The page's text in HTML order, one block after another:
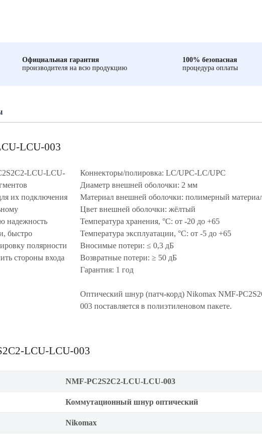
Официальная гарантия
производителя на всю продукцию
100% безопасная
процедура оплаты
LCU-003
LCU-LCU-
их подключения
надежность
быстро
полярности
стороны входа
Коннекторы/полировка: LC/UPC-LC/UPC
Диаметр внешней оболочки: 2 мм
Материал внешней оболочки: полимерный
Цвет внешней оболочки: жёлтый
Температура хранения, °C: от -20 до +65
Температура эксплуатации, °C: от -5 до +65
Вносимые потери: ≤ 0,3 дБ
Возвратные потери: ≥ 50 дБ
Гарантия: 1 год
Оптический шнур (патч-корд) Nikomax NMF-
003 поставляется в полиэтиленовом пакете.
LCU-LCU-003
NMF-PC2S2C2-LCU-LCU-003
Коммутационный шнур оптический
Nikomax